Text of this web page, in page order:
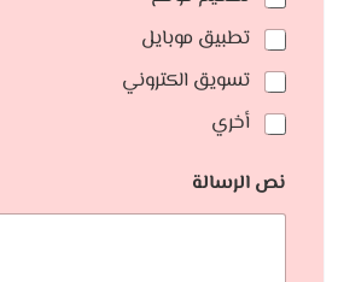
تطبيق موبايل
تسويق الكتروني
أخري
نص الرسالة